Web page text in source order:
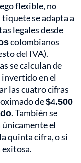
flexible, no
se adapta a
legales desde
colombianos
del IVA).
se calculan de
en el
las cuatro cifras
de$4.500
. También se
únicamente el
quinta cifra, o si
exitosa.